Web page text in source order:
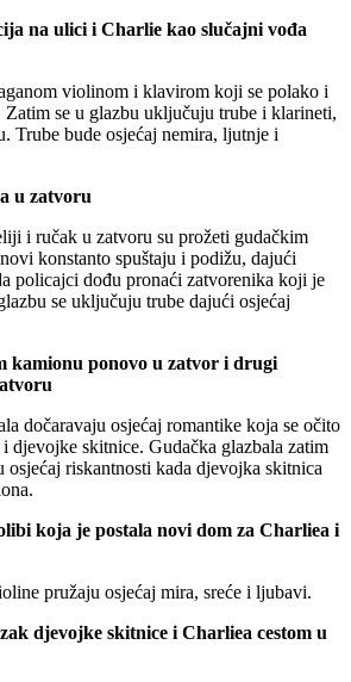
na ulici i Charlie kao slučajni vođa
violinom i klavirom koji se polako i
Zatim se u glazbu uključuju trube i klarineti,
Trube bude osjećaj nemira, ljutnje i
u zatvoru
i ručak u zatvoru su prožeti gudačkim
konstanto spuštaju i podižu, dajući
policajci dođu pronaći zatvorenika koji je
se uključuju trube dajući osjećaj
kamionu ponovo u zatvor i drugi
dočaravaju osjećaj romantike koja se očito
djevojke skitnice. Gudačka glazbala zatim
riskantnosti kada djevojka skitnica
koja je postala novi dom za Charliea i
pružaju osjećaj mira, sreće i ljubavi.
djevojke skitnice i Charliea cestom u